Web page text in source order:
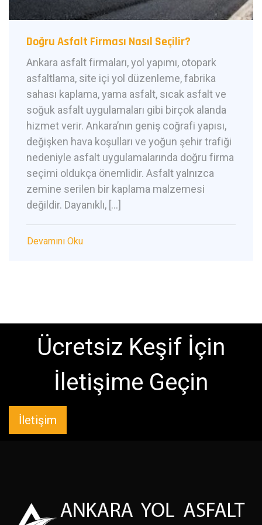
Doğru Asfalt Firması Nasıl Seçilir?
Ankara asfalt firmaları, yol yapımı, otopark
asfaltlama, site içi yol düzenleme, fabrika
sahası kaplama, yama asfalt, sıcak asfalt ve
soğuk asfalt uygulamaları gibi birçok alanda
hizmet verir. Ankara’nın geniş coğrafi yapısı,
değişken hava koşulları ve yoğun şehir trafiği
nedeniyle asfalt uygulamalarında doğru firma
seçimi oldukça önemlidir. Asfalt yalnızca
zemine serilen bir kaplama malzemesi
değildir. Dayanıklı, […]
Devamını Oku
Ücretsiz Keşif İçin
İletişime Geçin
İletişim